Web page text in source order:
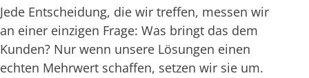
Jede Entscheidung, die wir treffen, messen wir
an einer einzigen Frage: Was bringt das dem
Kunden? Nur wenn unsere Lösungen einen
echten Mehrwert schaffen, setzen wir sie um.